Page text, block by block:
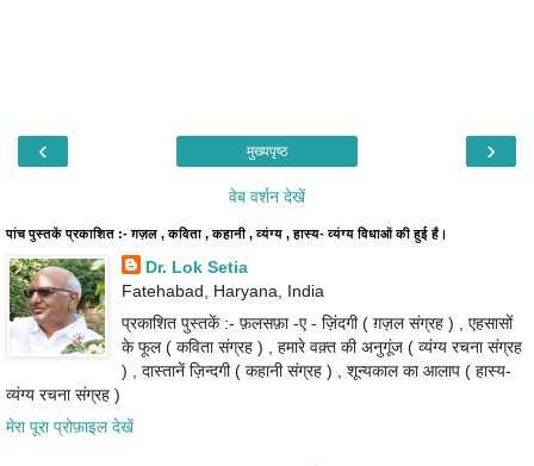
‹ ›
मुख्यपृष्ठ
वेब वर्शन देखें
पांच पुस्तकें प्रकाशित :- ग़ज़ल , कविता , कहानी , व्यंग्य , हास्य- व्यंग्य विधाओं की हुई हैं।
Dr. Lok Setia
Fatehabad, Haryana, India
प्रकाशित पुस्तकें :- फ़लसफ़ा -ए - ज़िंदगी ( ग़ज़ल संग्रह ) , एहसासों
के फूल ( कविता संग्रह ) , हमारे वक़्त की अनुगूंज ( व्यंग्य रचना संग्रह
) , दास्तानें ज़िन्दगी ( कहानी संग्रह ) , शून्यकाल का आलाप ( हास्य-
व्यंग्य रचना संग्रह )
मेरा पूरा प्रोफ़ाइल देखें